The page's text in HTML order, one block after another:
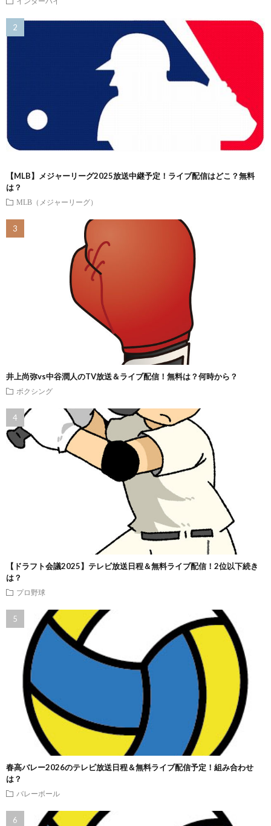
【MLB】メジャーリーグ2025放送中継予定！ライブ配信はどこ？無料
は？
MLB（メジャーリーグ）
井上尚弥vs中谷潤人のTV放送＆ライブ配信！無料は？何時から？
ボクシング
【ドラフト会議2025】テレビ放送日程＆無料ライブ配信！2位以下続き
は？
プロ野球
春高バレー2026のテレビ放送日程＆無料ライブ配信予定！組み合わせ
は？
バレーボール